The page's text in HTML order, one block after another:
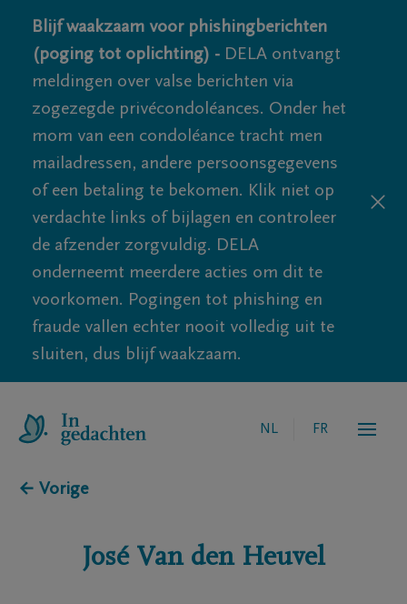
Blijf waakzaam voor phishingberichten
(poging tot oplichting) - DELA ontvangt
meldingen over valse berichten via
zogezegde privécondoléances. Onder het
mom van een condoléance tracht men
mailadressen, andere persoonsgegevens
of een betaling te bekomen. Klik niet op
verdachte links of bijlagen en controleer
de afzender zorgvuldig. DELA
onderneemt meerdere acties om dit te
voorkomen. Pogingen tot phishing en
fraude vallen echter nooit volledig uit te
sluiten, dus blijf waakzaam.
NL FR
← Vorige
José Van den Heuvel